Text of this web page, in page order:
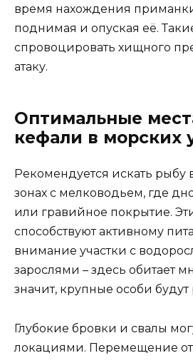
время нахождения
поднимая и опуская её.
спровоцировать хищного
атаку.
Оптимальные
кефали в морских
Рекомендуется искать
зонах с мелководьем, где
или гравийное покрытие.
способствуют активному
внимание участки с
зарослями – здесь обитает
значит, крупные особи
Глубокие бровки и свалы
локациями. Перемещение от